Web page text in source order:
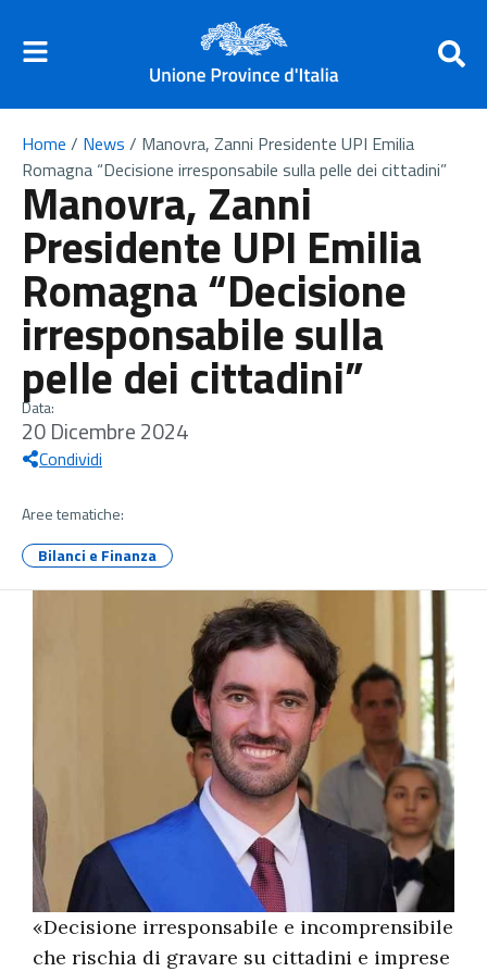
Home / News / Manovra, Zanni Presidente UPI Emilia
Romagna “Decisione irresponsabile sulla pelle dei cittadini”
Manovra, Zanni
Presidente UPI Emilia
Romagna “Decisione
irresponsabile sulla
pelle dei cittadini”
Data:
20 Dicembre 2024
Condividi
Aree tematiche:
Bilanci e Finanza
«Decisione irresponsabile e incomprensibile
che rischia di gravare su cittadini e imprese